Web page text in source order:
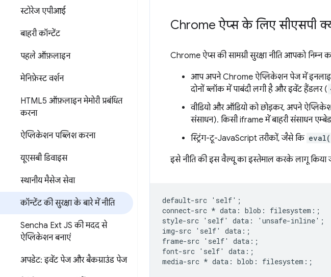
स्टोरेज एपीआई
बाहरी कॉन्टेंट
पहले ऑफ़लाइन
मेनिफ़ेस्ट वर्शन
HTML5 ऑफ़लाइन मेमोरी प्रबंधित
करना
ऐप्लिकेशन पब्लिश करना
यूएसबी डिवाइस
स्थानीय मैसेज सेवा
कॉन्टेंट की सुरक्षा के बारे में नीति
Sencha Ext JS की मदद से
ऐप्लिकेशन बनाएं
अपडेट: इवेंट पेज और बैकग्राउंड पेज
Chrome ऐप्स के लिए सीएसपी
Chrome ऐप्स की सामग्री सुरक्षा नीति आपको निम्न
आप अपने Chrome ऐप्लिकेशन पेज में इनलाइन
दोनों ब्लॉक में पाबंदी लगी है और इवेंट हैंडलर (
वीडियो और ऑडियो को छोड़कर, अपने
संसाधन). किसी iframe में बाहरी संसाधन
स्ट्रिंग-टू-JavaScript तरीकों, जैसे कि
इसे नीति की इस वैल्यू का इस्तेमाल करके लागू किया
default-src 'self';
connect-src * data: blob: filesystem:;
style-src 'self' data: 'unsafe-inline';
img-src 'self' data:;
frame-src 'self' data:;
font-src 'self' data:;